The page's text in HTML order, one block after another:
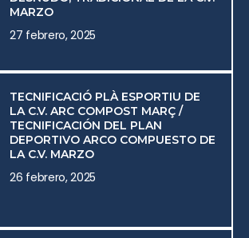
MARZO
27 febrero, 2025
TECNIFICACIÓ PLÀ ESPORTIU DE
LA C.V. ARC COMPOST MARÇ /
TECNIFICACIÓN DEL PLAN
DEPORTIVO ARCO COMPUESTO DE
LA C.V. MARZO
26 febrero, 2025